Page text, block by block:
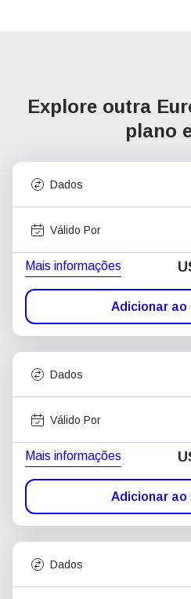
Explore outra
plano
Dados
Válido Por
Mais informações
Adicionar ao
Dados
Válido Por
Mais informações
Adicionar ao
Dados